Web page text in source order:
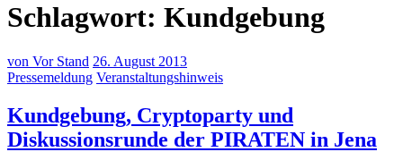
Schlagwort: Kundgebung
von Vor Stand 26. August 2013
Pressemeldung Veranstaltungshinweis
Kundgebung, Cryptoparty und
Diskussionsrunde der PIRATEN in Jena